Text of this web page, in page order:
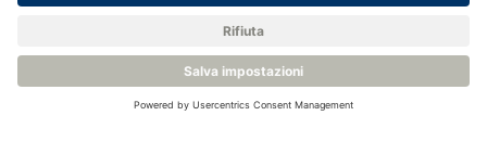
Calibratore di sonda RH e temperatura - Rotronic HygroGen 2